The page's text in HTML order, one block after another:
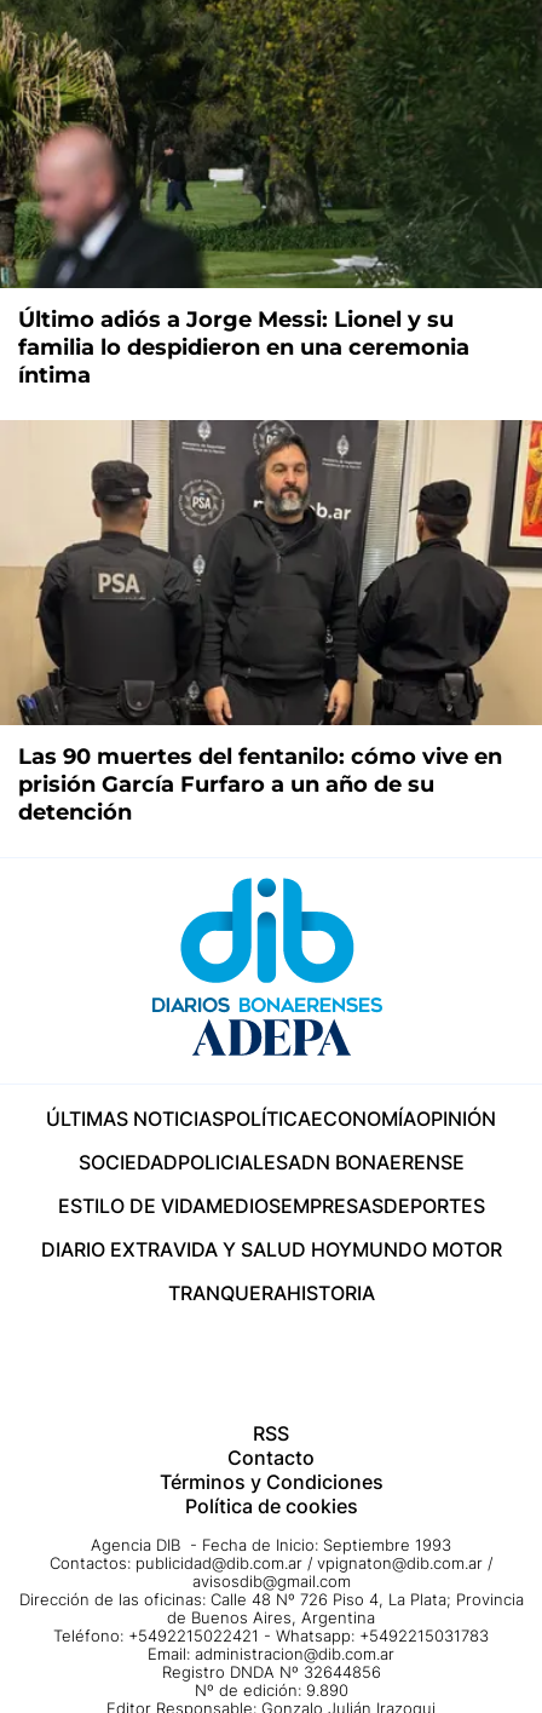
Último adiós a Jorge Messi: Lionel y su
familia lo despidieron en una ceremonia
íntima
Las 90 muertes del fentanilo: cómo vive en
prisión García Furfaro a un año de su
detención
ÚLTIMAS NOTICIASPOLÍTICAECONOMÍAOPINIÓN
SOCIEDADPOLICIALESADN BONAERENSE
ESTILO DE VIDAMEDIOSEMPRESASDEPORTES
DIARIO EXTRAVIDA Y SALUD HOYMUNDO MOTOR
TRANQUERAHISTORIA
RSS
Contacto
Términos y Condiciones
Política de cookies
Agencia DIB - Fecha de Inicio: Septiembre 1993
Contactos: publicidad@dib.com.ar / vpignaton@dib.com.ar /
avisosdib@gmail.com
Dirección de las oficinas: Calle 48 Nº 726 Piso 4, La Plata; Provincia
de Buenos Aires, Argentina
Teléfono: +5492215022421 - Whatsapp: +5492215031783
Email: administracion@dib.com.ar
Registro DNDA Nº 32644856
Nº de edición: 9.890
Editor Responsable: Gonzalo Julián Irazoqui